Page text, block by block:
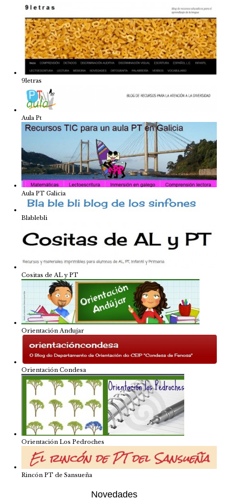
9letras
Aula Pt
Aula PT Galicia
Blablebli
Cositas de AL y PT
Orientación Andujar
Orientación Condesa
Orientación Los Pedroches
Rincón PT de Sansueña
Novedades